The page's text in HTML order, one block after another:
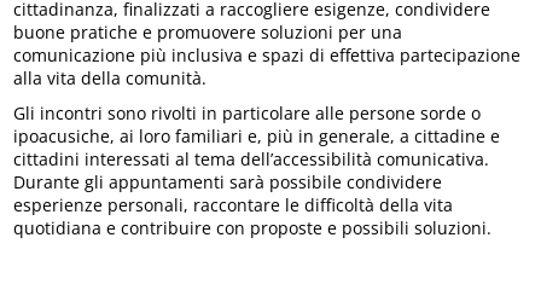
cittadinanza, finalizzati a raccogliere esigenze, condividere
buone pratiche e promuovere soluzioni per una
comunicazione più inclusiva e spazi di effettiva partecipazione
alla vita della comunità.
Gli incontri sono rivolti in particolare alle persone sorde o
ipoacusiche, ai loro familiari e, più in generale, a cittadine e
cittadini interessati al tema dell’accessibilità comunicativa.
Durante gli appuntamenti sarà possibile condividere
esperienze personali, raccontare le difficoltà della vita
quotidiana e contribuire con proposte e possibili soluzioni.